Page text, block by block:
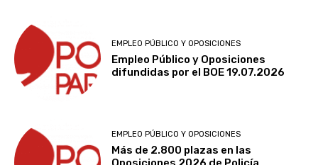
EMPLEO PÚBLICO Y OPOSICIONES
Empleo Público y Oposiciones
difundidas por el BOE 19.07.2026
EMPLEO PÚBLICO Y OPOSICIONES
Más de 2.800 plazas en las